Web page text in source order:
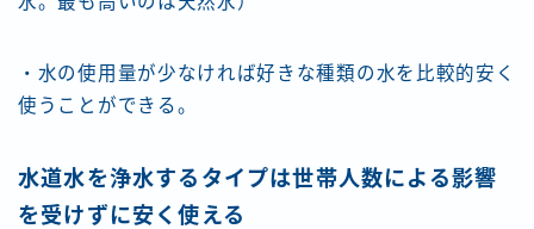
・水の使用量が少なければ好きな種類の水を比較的安く
使うことができる。
水道水を浄水するタイプは世帯人数による影響
を受けずに安く使える